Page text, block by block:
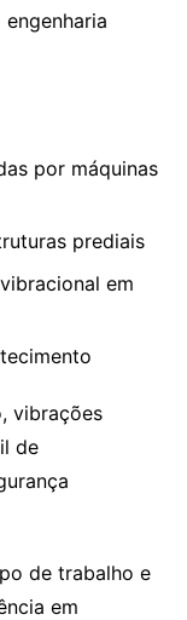
por máquinas
prediais
em
vibrações
de
de trabalho e
em